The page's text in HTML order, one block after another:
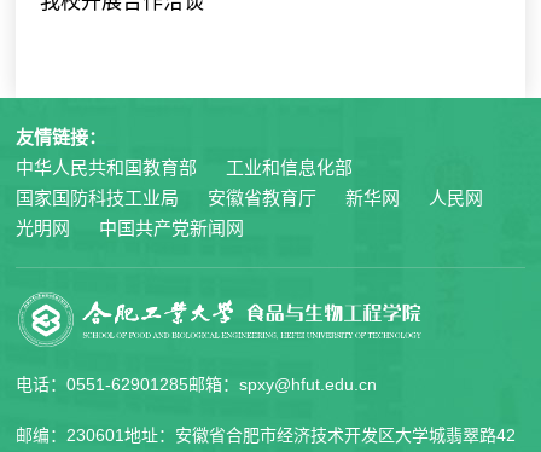
友情链接：
中华人民共和国教育部
工业和信息化部
国家国防科技工业局
安徽省教育厅 新华网
人民网
光明网
中国共产党新闻网
电话：0551-62901285邮箱：spxy@hfut.edu.cn
邮编：230601地址：安徽省合肥市经济技术开发区大学城翡翠路42